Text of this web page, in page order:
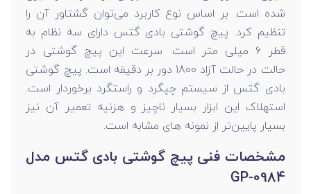
شده است. بر اساس نوع کاربرد می‌توان گشتاور آن را
تنظیم کرد. پیچ گوشتی بادی گتس دارای سه نظام به
قطر 6 میلی متر است. سرعت این پیچ گوشتی در
حالت در حالت آزاد 1800 دور بر دقیقه است. پیچ گوشتی
بادی گتس از سیستم چپگرد و راستگرد برخوردار است.
استهلاک این ابزار بسیار ناچیز و هزنیه تعمیر آن نیز
بسیار پایین‌تر از نمونه های مشابه است.
مشخصات فنی پیچ گوشتی بادی گتس مدل
GP-0984